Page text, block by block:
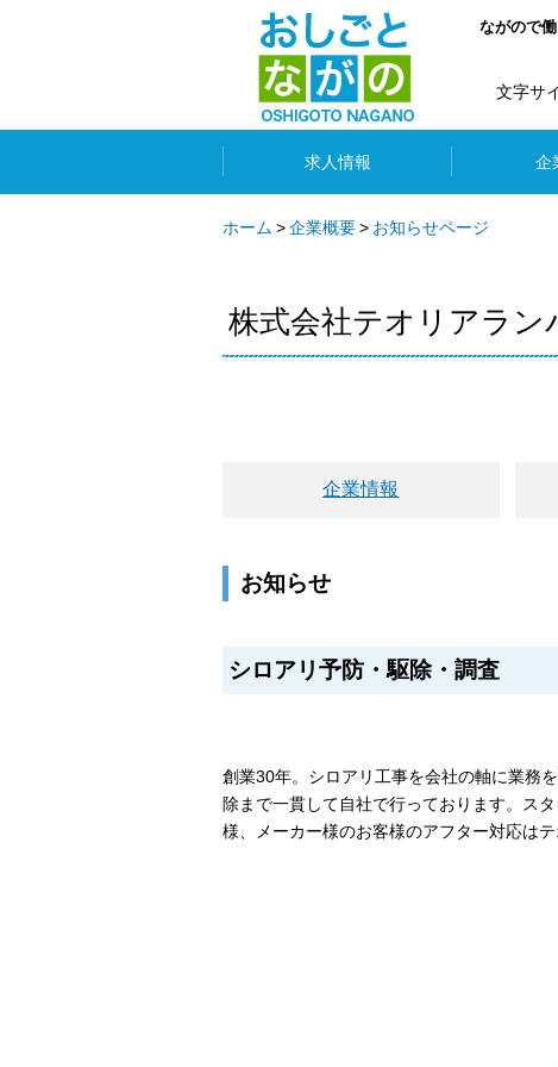
ながので
文字サ
求人情報 企
ホーム 企業概要 お知らせページ
株式会社テオリアラン
企業情報
お知らせ
シロアリ予防・駆除・調査
創業30年。シロアリ工事を会社の軸に業務
除まで一貫して自社で行っております。ス
様、メーカー様のお客様のアフター対応は